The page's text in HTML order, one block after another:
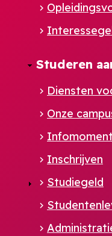
Studeren
Diensten
Onze
Inschrijven
Studiegeld